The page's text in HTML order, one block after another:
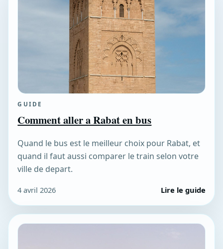
GUIDE
Comment aller a Rabat en bus
Quand le bus est le meilleur choix pour Rabat, et
quand il faut aussi comparer le train selon votre
ville de depart.
4 avril 2026 Lire le guide